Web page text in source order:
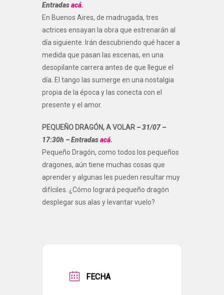
Entradasacá.
En Buenos Aires, de madrugada, tres
actrices ensayan la obra que estrenarán al
día siguiente. Irán descubriendo qué hacer a
medida que pasan las escenas, en una
desopilante carrera antes de que llegue el
día. El tango las sumerge en una nostalgia
propia de la época y las conecta con el
presente y el amor.
PEQUEÑO DRAGÓN, A VOLAR – 31/07 –
17:30h – Entradasacá.
Pequeño Dragón, como todos los pequeños
dragones, aún tiene muchas cosas que
aprender y algunas les pueden resultar muy
difíciles. ¿Cómo logrará pequeño dragón
desplegar sus alas y levantar vuelo?
FECHA